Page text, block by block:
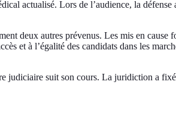
actualisé. Lors de l’audience, la
deux autres prévenus. Les mis en cause
et à l’égalité des candidats dans les
suit son cours. La juridiction a